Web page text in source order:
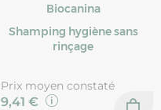
Biocanina
Shamping hygiène sans
rinçage
Prix moyen constaté
9,41 €